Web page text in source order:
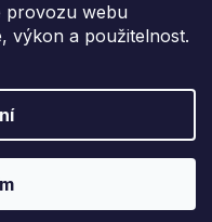
provozu webu
výkon a použitelnost.